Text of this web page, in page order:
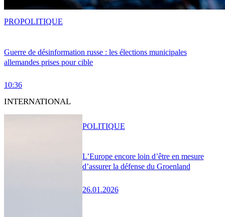
Guerre de désinformation russe : les élections municipales
allemandes prises pour cible
10:36
PROPOLITIQUE
INTERNATIONAL
L’Europe encore loin d’être en mesure
d’assurer la défense du Groenland
26.01.2026
POLITIQUE